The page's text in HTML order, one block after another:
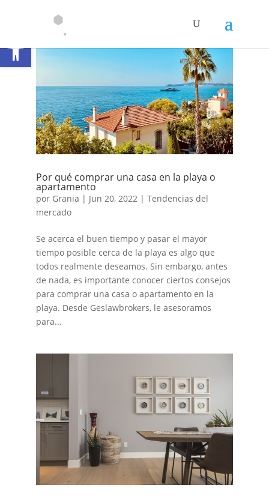
Por qué comprar una casa en la playa o
apartamento
por Grania | Jun 20, 2022 | Tendencias del
mercado
Se acerca el buen tiempo y pasar el mayor
tiempo posible cerca de la playa es algo que
todos realmente deseamos. Sin embargo, antes
de nada, es importante conocer ciertos consejos
para comprar una casa o apartamento en la
playa. Desde Geslawbrokers, le asesoramos
para...
Abrir barra de herramientas